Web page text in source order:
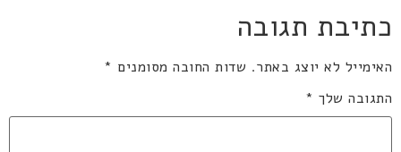
כתיבת תגובה
האימייל לא יוצג באתר. שדות החובה מסומנים *
התגובה שלך *